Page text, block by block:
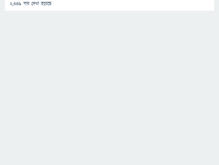
2,349 বার দেখা হয়েছে